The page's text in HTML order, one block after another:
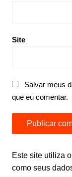
Site
Salvar meus
que eu comentar.
Este site utiliza
como seus